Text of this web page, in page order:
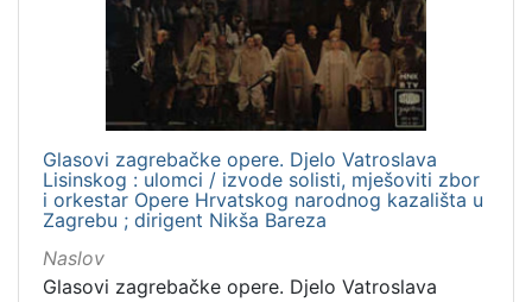
Glasovi zagrebačke opere. Djelo Vatroslava
Lisinskog : ulomci / izvode solisti, mješoviti zbor
i orkestar Opere Hrvatskog narodnog kazališta u
Zagrebu ; dirigent Nikša Bareza
Naslov
Glasovi zagrebačke opere. Djelo Vatroslava